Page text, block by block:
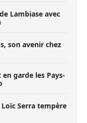
Lambiase avec
son avenir chez
garde les Pays-
Serra tempère